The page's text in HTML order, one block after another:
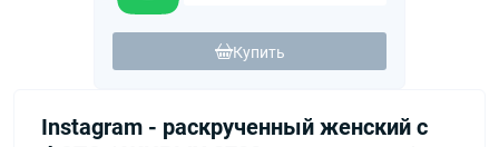
Купить
Instagram - раскрученный женский с